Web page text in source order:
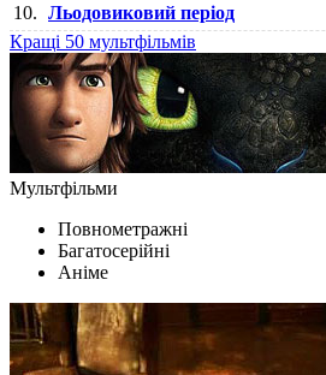
10. Льодовиковий період
Кращі 50 мультфільмів
Мультфільми
Повнометражні
Багатосерійні
Аніме